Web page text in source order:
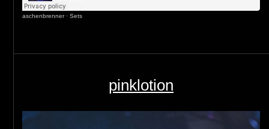
aschenbrenner· Sets
pinklotion